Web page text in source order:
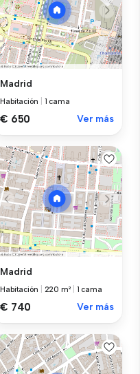
Madrid
Habitación 1 cama
€ 650 Ver más
Madrid
Habitación 220 m² 1 cama
€ 740 Ver más